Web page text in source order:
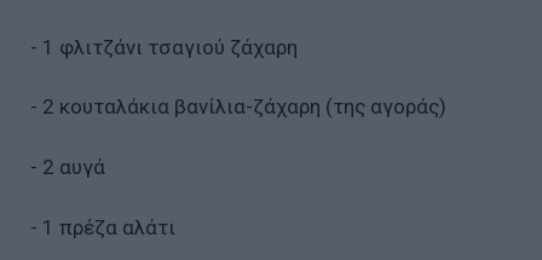
- 1 φλιτζάνι τσαγιού ζάχαρη
- 2 κουταλάκια βανίλια-ζάχαρη (της αγοράς)
- 2 αυγά
- 1 πρέζα αλάτι